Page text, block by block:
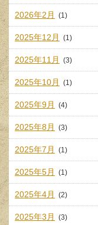
2026年2月 (1)
2025年12月 (1)
2025年11月 (3)
2025年10月 (1)
2025年9月 (4)
2025年8月 (3)
2025年7月 (1)
2025年5月 (1)
2025年4月 (2)
2025年3月 (3)